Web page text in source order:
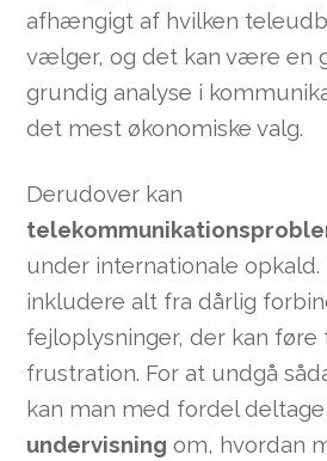
afhængigt af hvilken
vælger, og det kan være en
grundig analyse i
det mest økonomiske valg.
Derudover kan
under internationale opkald.
inkludere alt fra dårlig
fejloplysninger, der kan føre
frustration. For at undgå
kan man med fordel deltage
undervisning om, hvordan